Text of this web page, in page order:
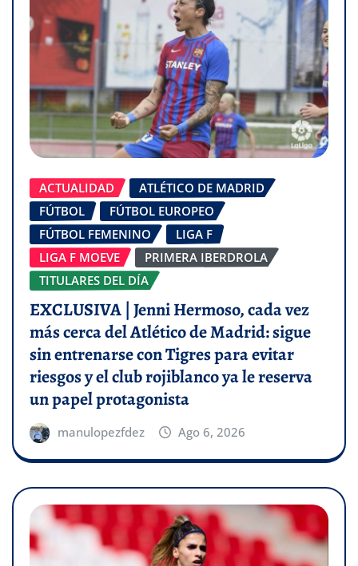
ACTUALIDAD
ATLÉTICO DE MADRID
FÚTBOL
FÚTBOL EUROPEO
FÚTBOL FEMENINO
LIGA F
LIGA F MOEVE
PRIMERA IBERDROLA
TITULARES DEL DÍA
EXCLUSIVA | Jenni Hermoso, cada vez
más cerca del Atlético de Madrid: sigue
sin entrenarse con Tigres para evitar
riesgos y el club rojiblanco ya le reserva
un papel protagonista
manulopezfdez Ago 6, 2026